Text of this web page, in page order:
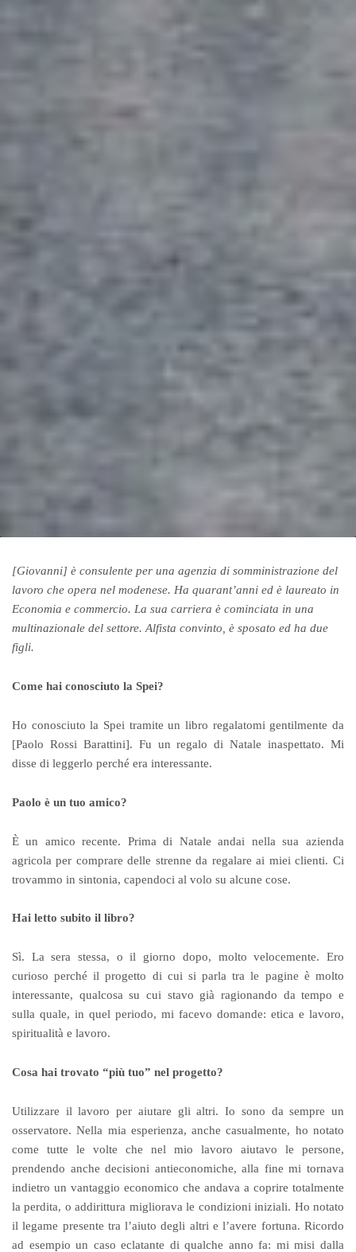
[Giovanni] è consulente per una agenzia di somministrazione del
lavoro che opera nel modenese. Ha quarant’anni ed è laureato in
Economia e commercio. La sua carriera è cominciata in una
multinazionale del settore. Alfista convinto, è sposato ed ha due
figli.
Come hai conosciuto la Spei?
Ho conosciuto la Spei tramite un libro regalatomi gentilmente da
[Paolo Rossi Barattini]. Fu un regalo di Natale inaspettato. Mi
disse di leggerlo perché era interessante.
Paolo è un tuo amico?
È un amico recente. Prima di Natale andai nella sua azienda
agricola per comprare delle strenne da regalare ai miei clienti. Ci
trovammo in sintonia, capendoci al volo su alcune cose.
Hai letto subito il libro?
Sì. La sera stessa, o il giorno dopo, molto velocemente. Ero
curioso perché il progetto di cui si parla tra le pagine è molto
interessante, qualcosa su cui stavo già ragionando da tempo e
sulla quale, in quel periodo, mi facevo domande: etica e lavoro,
spiritualità e lavoro.
Cosa hai trovato “più tuo” nel progetto?
Utilizzare il lavoro per aiutare gli altri. Io sono da sempre un
osservatore. Nella mia esperienza, anche casualmente, ho notato
come tutte le volte che nel mio lavoro aiutavo le persone,
prendendo anche decisioni antieconomiche, alla fine mi tornava
indietro un vantaggio economico che andava a coprire totalmente
la perdita, o addirittura migliorava le condizioni iniziali. Ho notato
il legame presente tra l’aiuto degli altri e l’avere fortuna. Ricordo
ad esempio un caso eclatante di qualche anno fa: mi misi dalla